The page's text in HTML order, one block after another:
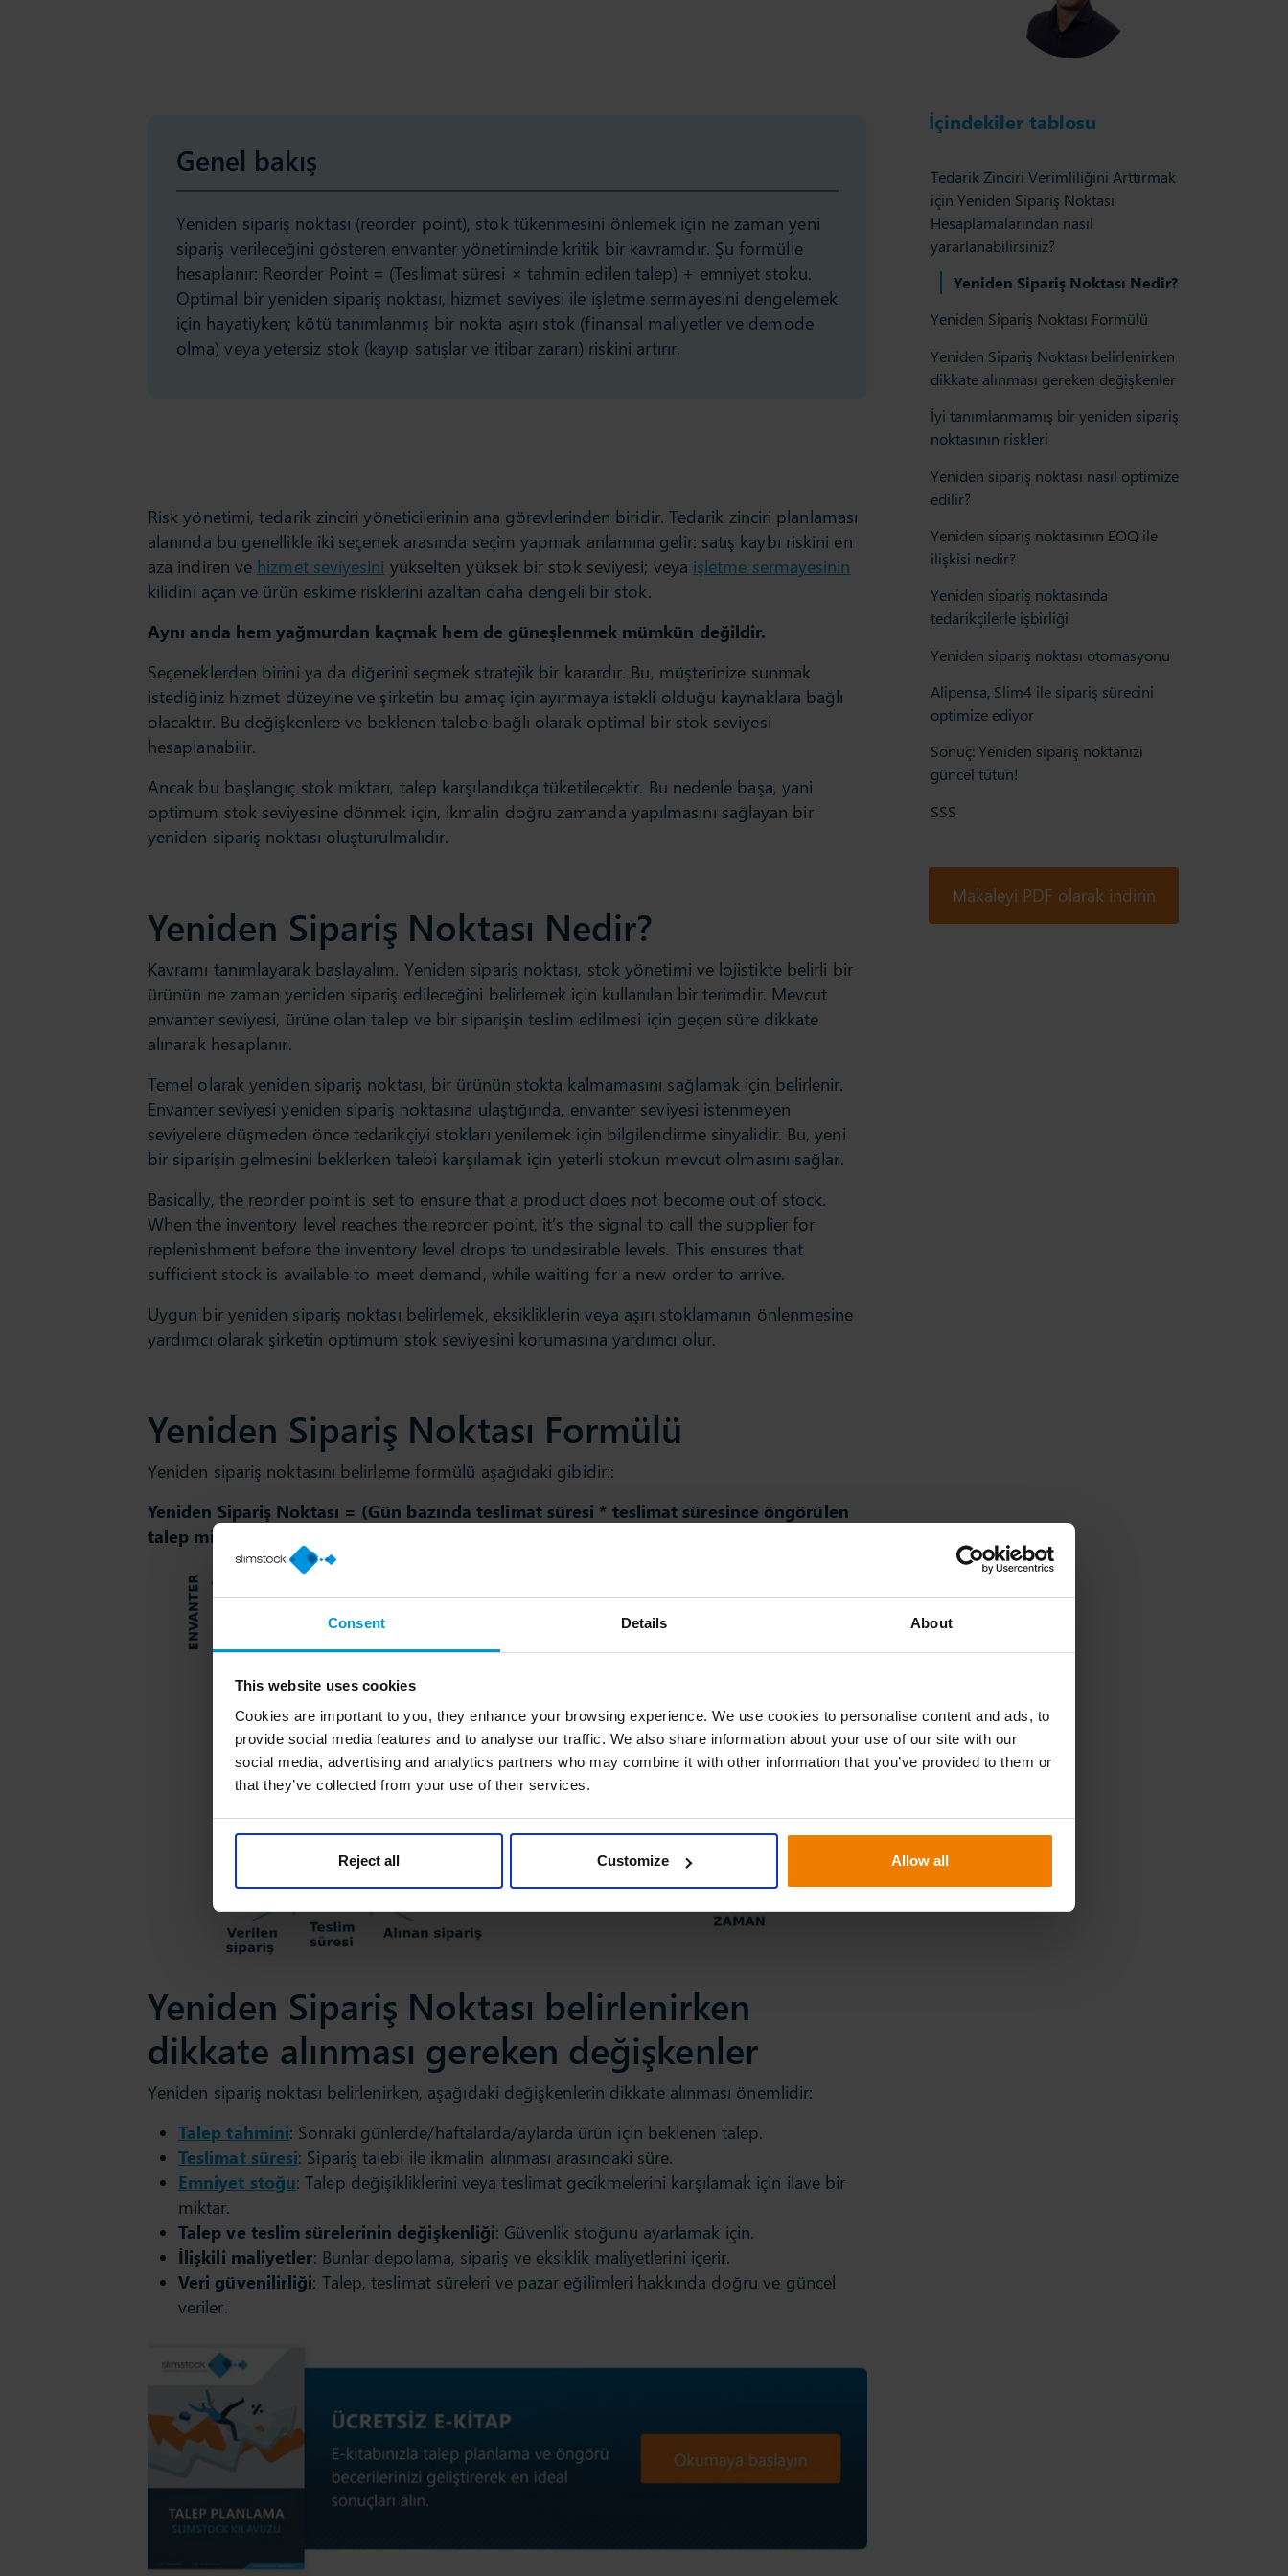
Consent Details About
This website uses cookies
Cookies are important to you, they enhance your browsing experience. We use cookies to personalise content and ads, to
provide social media features and to analyse our traffic. We also share information about your use of our site with our
social media, advertising and analytics partners who may combine it with other information that you’ve provided to them or
that they’ve collected from your use of their services.
Reject all Customize Allow all
İçindekiler tablosu
Tedarik Zinciri Verimliliğini Arttırmak
için Yeniden Sipariş Noktası
Hesaplamalarından nasıl
yararlanabilirsiniz?
Yeniden Sipariş Noktası Nedir?
Yeniden Sipariş Noktası Formülü
Yeniden Sipariş Noktası belirlenirken
dikkate alınması gereken değişkenler
İyi tanımlanmamış bir yeniden sipariş
noktasının riskleri
Yeniden sipariş noktası nasıl optimize
edilir?
Yeniden sipariş noktasının EOQ ile
ilişkisi nedir?
Yeniden sipariş noktasında
tedarikçilerle işbirliği
Yeniden sipariş noktası otomasyonu
Alipensa, Slim4 ile sipariş sürecini
optimize ediyor
Sonuç: Yeniden sipariş noktanızı
güncel tutun!
SSS
Makaleyi PDF olarak indirin
Genel bakış
Yeniden sipariş noktası (reorder point), stok tükenmesini önlemek için ne zaman yeni
sipariş verileceğini gösteren envanter yönetiminde kritik bir kavramdır. Şu formülle
hesaplanır: Reorder Point = (Teslimat süresi × tahmin edilen talep) + emniyet stoku.
Optimal bir yeniden sipariş noktası, hizmet seviyesi ile işletme sermayesini dengelemek
için hayatiyken; kötü tanımlanmış bir nokta aşırı stok (finansal maliyetler ve demode
olma) veya yetersiz stok (kayıp satışlar ve itibar zararı) riskini artırır.
Risk yönetimi, tedarik zinciri yöneticilerinin ana görevlerinden biridir. Tedarik zinciri planlaması
alanında bu genellikle iki seçenek arasında seçim yapmak anlamına gelir: satış kaybı riskini en
aza indiren ve hizmet seviyesini yükselten yüksek bir stok seviyesi; veya işletme sermayesinin
kilidini açan ve ürün eskime risklerini azaltan daha dengeli bir stok.
Aynı anda hem yağmurdan kaçmak hem de güneşlenmek mümkün değildir.
Seçeneklerden birini ya da diğerini seçmek stratejik bir karardır. Bu, müşterinize sunmak
istediğiniz hizmet düzeyine ve şirketin bu amaç için ayırmaya istekli olduğu kaynaklara bağlı
olacaktır. Bu değişkenlere ve beklenen talebe bağlı olarak optimal bir stok seviyesi
hesaplanabilir.
Ancak bu başlangıç stok miktarı, talep karşılandıkça tüketilecektir. Bu nedenle başa, yani
optimum stok seviyesine dönmek için, ikmalin doğru zamanda yapılmasını sağlayan bir
yeniden sipariş noktası oluşturulmalıdır.
Yeniden Sipariş Noktası Nedir?
Kavramı tanımlayarak başlayalım. Yeniden sipariş noktası, stok yönetimi ve lojistikte belirli bir
ürünün ne zaman yeniden sipariş edileceğini belirlemek için kullanılan bir terimdir. Mevcut
envanter seviyesi, ürüne olan talep ve bir siparişin teslim edilmesi için geçen süre dikkate
alınarak hesaplanır.
Temel olarak yeniden sipariş noktası, bir ürünün stokta kalmamasını sağlamak için belirlenir.
Envanter seviyesi yeniden sipariş noktasına ulaştığında, envanter seviyesi istenmeyen
seviyelere düşmeden önce tedarikçiyi stokları yenilemek için bilgilendirme sinyalidir. Bu, yeni
bir siparişin gelmesini beklerken talebi karşılamak için yeterli stokun mevcut olmasını sağlar.
Basically, the reorder point is set to ensure that a product does not become out of stock.
When the inventory level reaches the reorder point, it’s the signal to call the supplier for
replenishment before the inventory level drops to undesirable levels. This ensures that
sufficient stock is available to meet demand, while waiting for a new order to arrive.
Uygun bir yeniden sipariş noktası belirlemek, eksikliklerin veya aşırı stoklamanın önlenmesine
yardımcı olarak şirketin optimum stok seviyesini korumasına yardımcı olur.
Yeniden Sipariş Noktası Formülü
Yeniden sipariş noktasını belirleme formülü aşağıdaki gibidir::
Yeniden Sipariş Noktası = (Gün bazında teslimat süresi * teslimat süresince öngörülen
talep miktarı) + güvenlik stoğu
Yeniden Sipariş Noktası belirlenirken
dikkate alınması gereken değişkenler
Yeniden sipariş noktası belirlenirken, aşağıdaki değişkenlerin dikkate alınması önemlidir:
Talep tahmini: Sonraki günlerde/haftalarda/aylarda ürün için beklenen talep.
Teslimat süresi: Sipariş talebi ile ikmalin alınması arasındaki süre.
Emniyet stoğu: Talep değişikliklerini veya teslimat gecikmelerini karşılamak için ilave bir
miktar.
Talep ve teslim sürelerinin değişkenliği: Güvenlik stoğunu ayarlamak için.
İlişkili maliyetler: Bunlar depolama, sipariş ve eksiklik maliyetlerini içerir.
Veri güvenilirliği: Talep, teslimat süreleri ve pazar eğilimleri hakkında doğru ve güncel
veriler.